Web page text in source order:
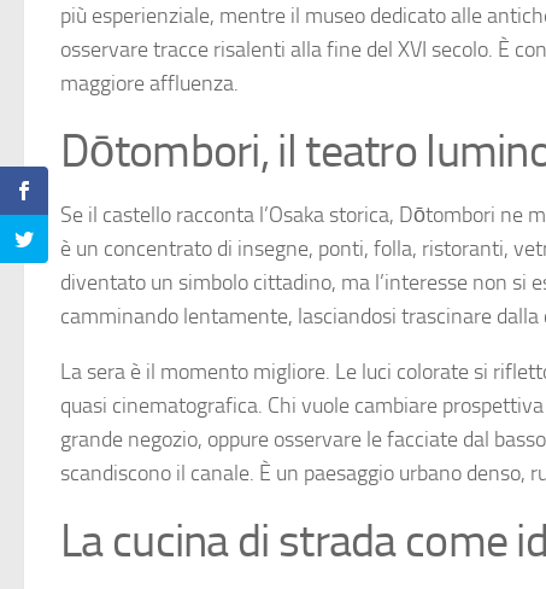
più esperienziale, mentre il museo dedicato alle
osservare tracce risalenti alla fine del XVI secolo. È
maggiore affluenza.
Dōtombori, il teatro
Se il castello racconta l’Osaka storica, Dōtombori ne
è un concentrato di insegne, ponti, folla, ristoranti,
diventato un simbolo cittadino, ma l’interesse non si
camminando lentamente, lasciandosi trascinare dalla
La sera è il momento migliore. Le luci colorate si
quasi cinematografica. Chi vuole cambiare
grande negozio, oppure osservare le facciate dal
scandiscono il canale. È un paesaggio urbano denso,
La cucina di strada come